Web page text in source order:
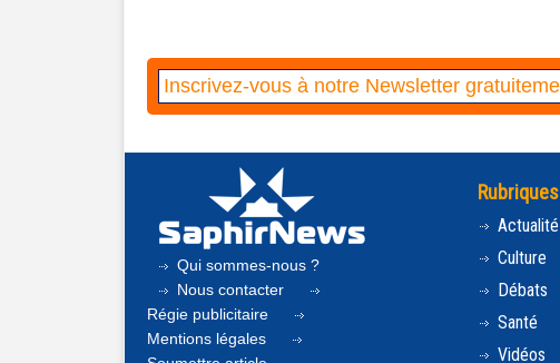
Qui sommes-nous ?
Nous contacter
Régie publicitaire
Mentions légales
Rubriques
Actualité
Culture
Débats
Santé
Vidéos